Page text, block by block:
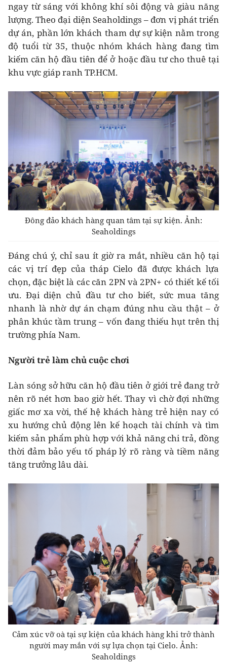
ngay từ sáng với không khí sôi động và giàu năng
lượng. Theo đại diện Seaholdings – đơn vị phát triển
dự án, phần lớn khách tham dự sự kiện nằm trong
độ tuổi từ 35, thuộc nhóm khách hàng đang tìm
kiếm căn hộ đầu tiên để ở hoặc đầu tư cho thuê tại
khu vực giáp ranh TP.HCM.
Đông đảo khách hàng quan tâm tại sự kiện. Ảnh:
Seaholdings
Đáng chú ý, chỉ sau ít giờ ra mắt, nhiều căn hộ tại
các vị trí đẹp của tháp Cielo đã được khách lựa
chọn, đặc biệt là các căn 2PN và 2PN+ có thiết kế tối
ưu. Đại diện chủ đầu tư cho biết, sức mua tăng
nhanh là nhờ dự án chạm đúng nhu cầu thật – ở
phân khúc tầm trung – vốn đang thiếu hụt trên thị
trường phía Nam.
Ngườitrẻ làm chủ cuộc chơi
Làn sóng sở hữu căn hộ đầu tiên ở giới trẻ đang trở
nên rõ nét hơn bao giờ hết. Thay vì chờ đợi những
giấc mơ xa vời, thế hệ khách hàng trẻ hiện nay có
xu hướng chủ động lên kế hoạch tài chính và tìm
kiếm sản phẩm phù hợp với khả năng chi trả, đồng
thời đảm bảo yếu tố pháp lý rõ ràng và tiềm năng
tăng trưởng lâu dài.
Cảm xúc vỡ oà tại sự kiện của khách hàng khi trở thành
người may mắn với sự lựa chọn tại Cielo. Ảnh:
Seaholdings